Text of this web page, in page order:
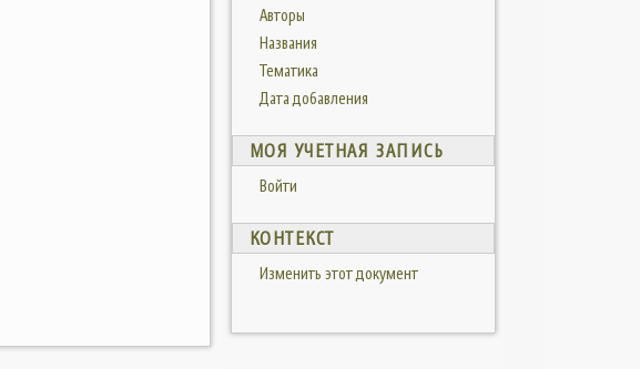
Авторы
Названия
Тематика
Дата добавления
МОЯ УЧЕТНАЯ ЗАПИСЬ
Войти
КОНТЕКСТ
Изменить этот документ